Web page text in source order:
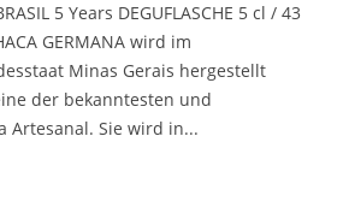
5 Years DEGUFLASCHE 5 cl / 43
GERMANA wird im
Minas Gerais hergestellt
der bekanntesten und
Artesanal. Sie wird in...